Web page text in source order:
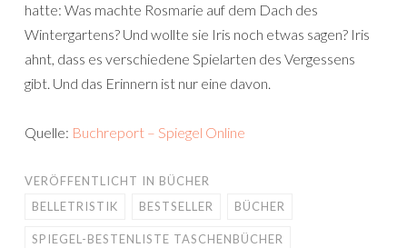
hatte: Was machte Rosmarie auf dem Dach des
Wintergartens? Und wollte sie Iris noch etwas sagen? Iris
ahnt, dass es verschiedene Spielarten des Vergessens
gibt. Und das Erinnern ist nur eine davon.
Quelle: Buchreport – Spiegel Online
VERÖFFENTLICHT IN BÜCHER
BELLETRISTIK
BESTSELLER BÜCHER
SPIEGEL-BESTENLISTE TASCHENBÜCHER